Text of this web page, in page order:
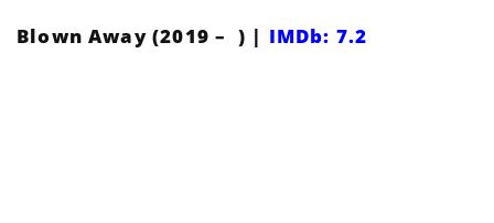
Blown Away (2019 – ) | IMDb: 7.2